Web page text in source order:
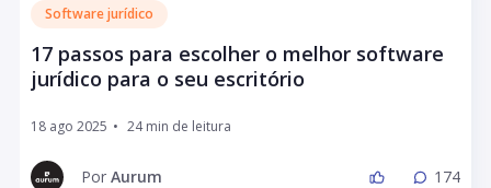
Software jurídico
17 passos para escolher o melhor software
jurídico para o seu escritório
18 ago 2025 •
Por Aurum 174